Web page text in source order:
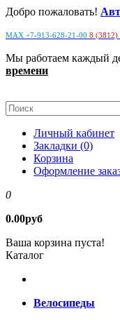
Добро пожаловать!
MAX +7-913-628-21-00 8 (3812)
Мы работаем каждый
времени
Личный кабинет
Закладки (0)
Корзина
Оформление
0
0.00руб
Ваша корзина пуста!
Каталог
Велосипеды